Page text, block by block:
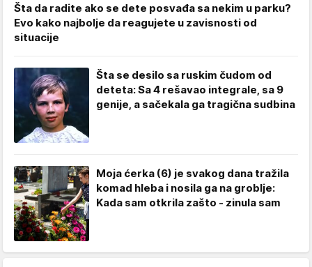
Šta da radite ako se dete posvađa sa nekim u parku?
Evo kako najbolje da reagujete u zavisnosti od
situacije
Šta se desilo sa ruskim čudom od
deteta: Sa 4 rešavao integrale, sa 9
genije, a sačekala ga tragična sudbina
Moja ćerka (6) je svakog dana tražila
komad hleba i nosila ga na groblje:
Kada sam otkrila zašto - zinula sam